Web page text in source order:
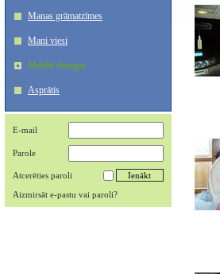
Manas grāmatzīmes
Mani viesi
Meklēt draugus
Asprātis
E-mail
Parole
Atcerēties paroli
Aizmirsāt e-pastu vai paroli?